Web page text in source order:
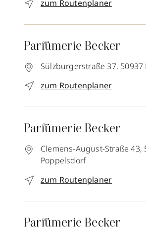
zum Routenplaner
Parfümerie Becker
Sülzburgerstraße 37, 50937
zum Routenplaner
Parfümerie Becker
Clemens-August-Straße 43,
Poppelsdorf
zum Routenplaner
Parfümerie Becker